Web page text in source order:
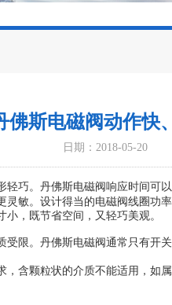
佛斯电磁阀动作快
日期：2018-05-20
轻巧。丹佛斯电磁阀响应时间可
灵敏。设计得当的电磁阀线圈功
，既节省空间，又轻巧美观。
受限。丹佛斯电磁阀通常只有开
，含颗粒状的介质不能适用，如